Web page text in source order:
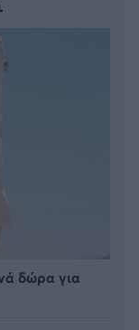
δώρα για